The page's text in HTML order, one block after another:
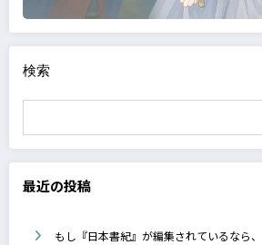
検索
最近の投稿
もし『日本書紀』が編集されているなら